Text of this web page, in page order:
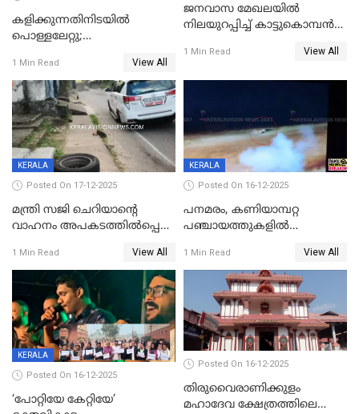
കളിക്കുന്നതിനിടയിൽ
പൊള്ളലേറ്റു;
ക്ലാസ് വിദ്യാർത്ഥിനി മരിച്ചു
1 Min Read View All
ജനവാസ മേഖലയില്‍
നിലയുറപ്പിച്ച് കാട്ടുകൊമ്പന്‍
1 Min Read View All
KERALA
Posted On 17-12-2025
മന്ത്രി സജി ചെറിയാന്റെ
വാഹനം അപകടത്തിൽപ്പെട്ടു;
രക്ഷപ്പെട്ടത് തലനാരിടയ്ക്ക്
1 Min Read View All
KERALA
Posted On 16-12-2025
പനമരം, കണിയാമ്പറ്റ
പഞ്ചായത്തുകളിൽ
സ്ഥാപനങ്ങൾക്ക് അവധി
1 Min Read View All
KERALA
Posted On 16-12-2025
‘പോറ്റിയേ കേറ്റിയേ’
Posted On 16-12-2025
തിരുവൈരാണിക്കുളം
മഹാദേവ ക്ഷേത്രത്തിലെ